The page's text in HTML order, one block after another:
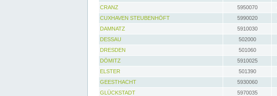
CRANZ
5950070
CUXHAVEN STEUBENHÖFT
5990020
DAMNATZ
5910030
DESSAU
502000
DRESDEN
501060
DÖMITZ
5910025
ELSTER
501390
GEESTHACHT
5930060
GLÜCKSTADT
5970035